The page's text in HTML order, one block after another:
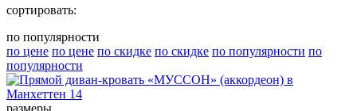
сортировать:
по популярности
по цене по цене по скидке по скидке по популярности по
популярности